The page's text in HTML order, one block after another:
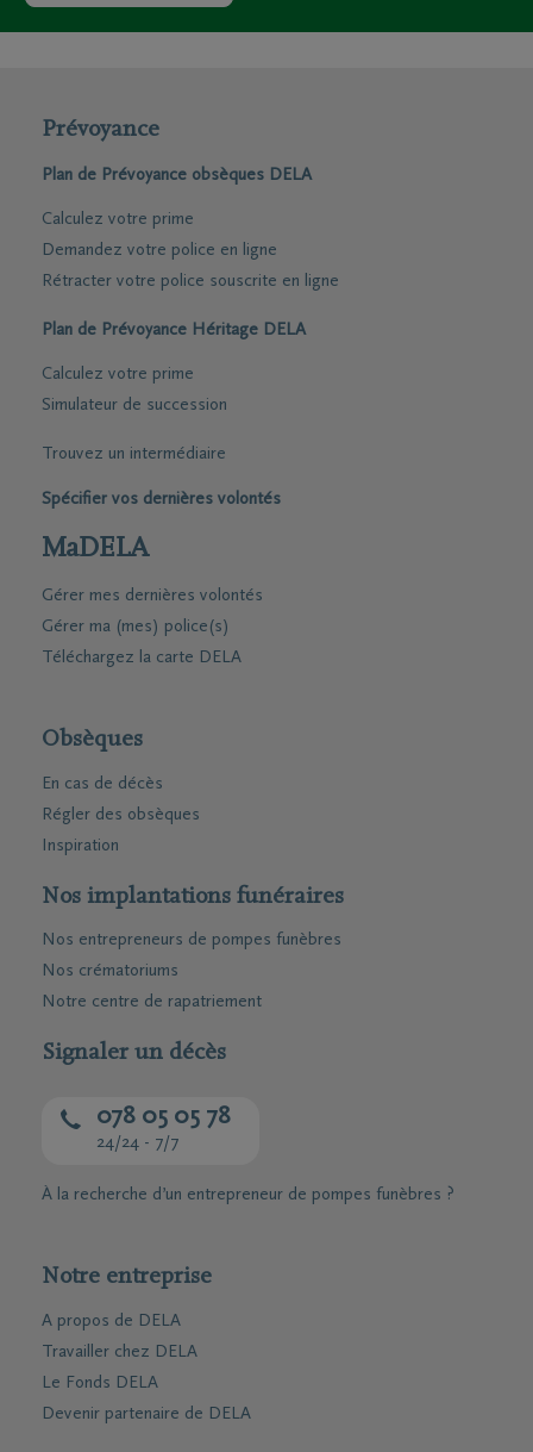
Prévoyance
Plan de Prévoyance obsèques DELA
Calculez votre prime
Demandez votre police en ligne
Rétracter votre police souscrite en ligne
Plan de Prévoyance Héritage DELA
Calculez votre prime
Simulateur de succession
Trouvez un intermédiaire
Spécifier vos dernières volontés
MaDELA
Gérer mes dernières volontés
Gérer ma (mes) police(s)
Téléchargez la carte DELA
Obsèques
En cas de décès
Régler des obsèques
Inspiration
Nos implantations funéraires
Nos entrepreneurs de pompes funèbres
Nos crématoriums
Notre centre de rapatriement
Signaler un décès
078 05 05 78
24/24 - 7/7
À la recherche d’un entrepreneur de pompes funèbres ?
Notre entreprise
A propos de DELA
Travailler chez DELA
Le Fonds DELA
Devenir partenaire de DELA